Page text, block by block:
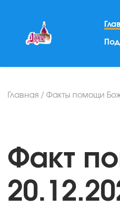
Главная / Факты помощи
Факт